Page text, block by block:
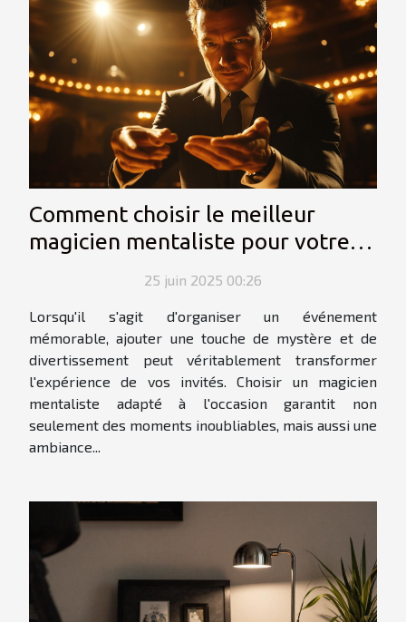
Comment choisir le meilleur
magicien mentaliste pour votre
25 juin 2025 00:26
Lorsqu'il s'agit d'organiser un événement
mémorable, ajouter une touche de mystère et de
divertissement peut véritablement transformer
l'expérience de vos invités. Choisir un magicien
mentaliste adapté à l'occasion garantit non
seulement des moments inoubliables, mais aussi une
ambiance...